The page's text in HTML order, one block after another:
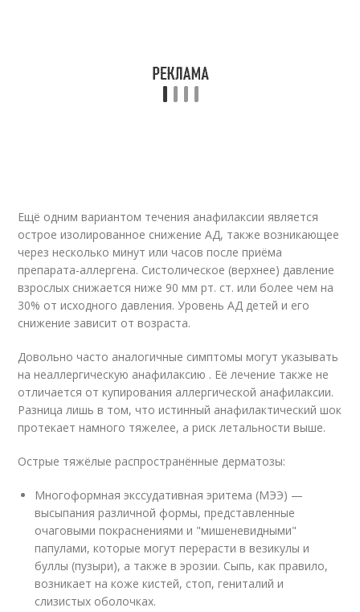
Ещё одним вариантом течения анафилаксии является
острое изолированное снижение АД, также возникающее
через несколько минут или часов после приёма
препарата-аллергена. Систолическое (верхнее) давление
взрослых снижается ниже 90 мм рт. ст. или более чем на
30% от исходного давления. Уровень АД детей и его
снижение зависит от возраста.
Довольно часто аналогичные симптомы могут указывать
на неаллергическую анафилаксию . Её лечение также не
отличается от купирования аллергической анафилаксии.
Разница лишь в том, что истинный анафилактический шок
протекает намного тяжелее, а риск летальности выше.
Острые тяжёлые распространённые дерматозы:
Многоформная экссудативная эритема (МЭЭ) —
высыпания различной формы, представленные
очаговыми покраснениями и "мишеневидными"
папулами, которые могут перерасти в везикулы и
буллы (пузыри), а также в эрозии. Сыпь, как правило,
возникает на коже кистей, стоп, гениталий и
слизистых оболочках.